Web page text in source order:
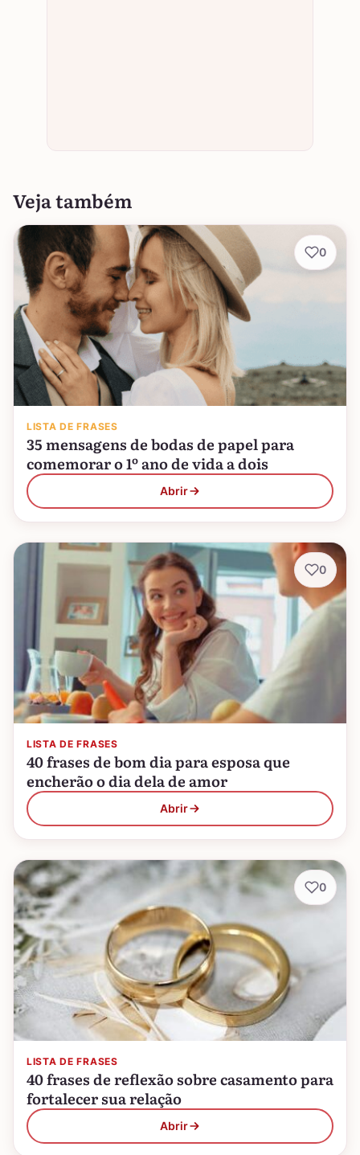
Veja também
LISTA DE FRASES
35 mensagens de bodas de papel para
comemorar o 1º ano de vida a dois
Abrir
0
LISTA DE FRASES
40 frases de bom dia para esposa que
encherão o dia dela de amor
Abrir
0
LISTA DE FRASES
40 frases de reflexão sobre casamento para
fortalecer sua relação
Abrir
0